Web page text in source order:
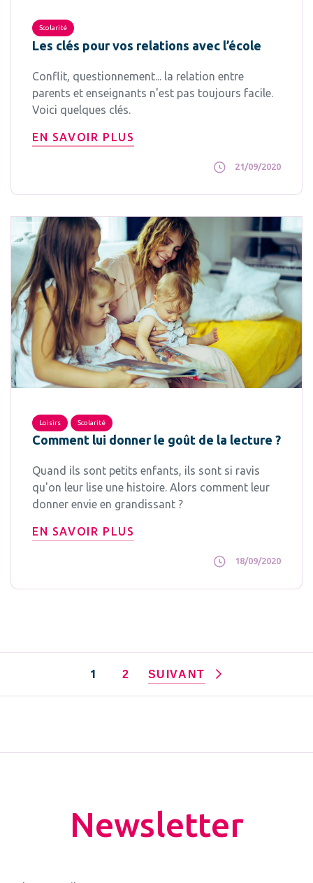
Scolarité
Les clés pour vos relations avec l’école
Conflit, questionnement... la relation entre
parents et enseignants n'est pas toujours facile.
Voici quelques clés.
EN SAVOIR PLUS
21/09/2020
Loisirs Scolarité
Comment lui donner le goût de la lecture ?
Quand ils sont petits enfants, ils sont si ravis
qu'on leur lise une histoire. Alors comment leur
donner envie en grandissant ?
EN SAVOIR PLUS
18/09/2020
1 2 SUIVANT
Newsletter